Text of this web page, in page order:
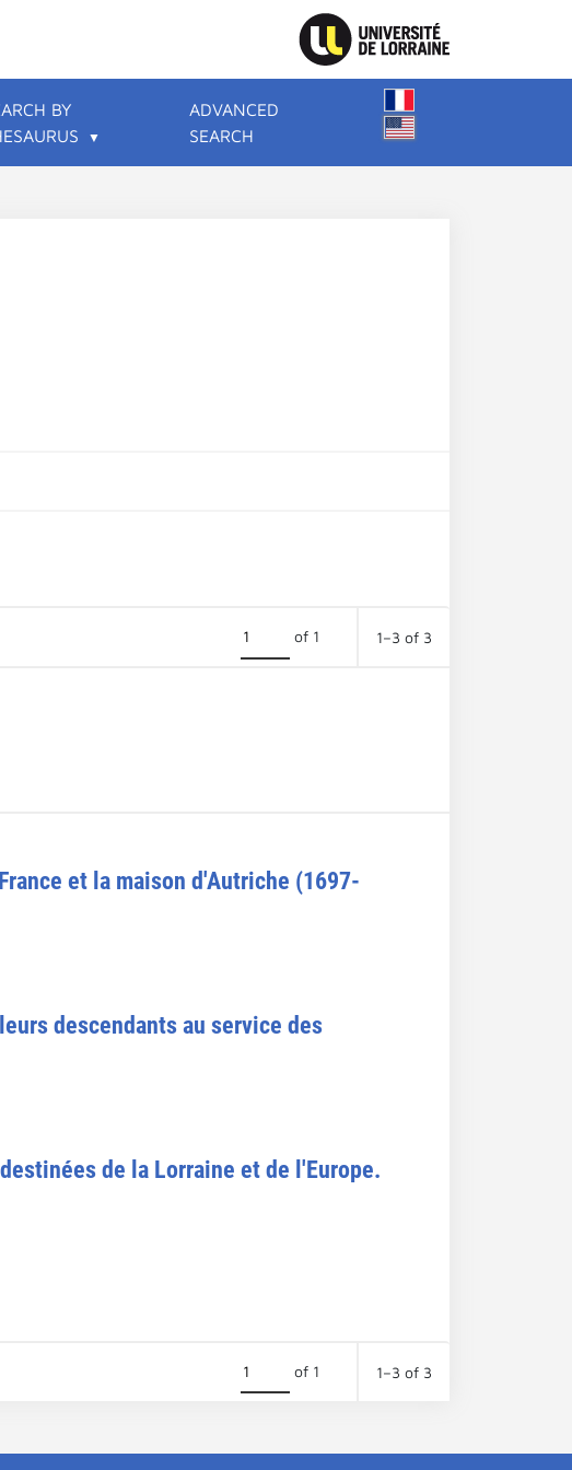
BY
ADVANCED
SEARCH
of 1 1–3 of 3
et la maison d'Autriche (1697-
descendants au service des
de la Lorraine et de l'Europe.
of 1 1–3 of 3